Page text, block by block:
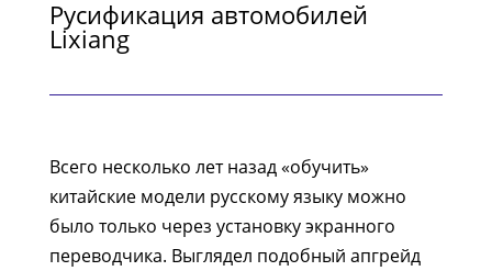
Русификация автомобилей
Lixiang
Всего несколько лет назад «обучить»
китайские модели русскому языку можно
было только через установку экранного
переводчика. Выглядел подобный апгрейд